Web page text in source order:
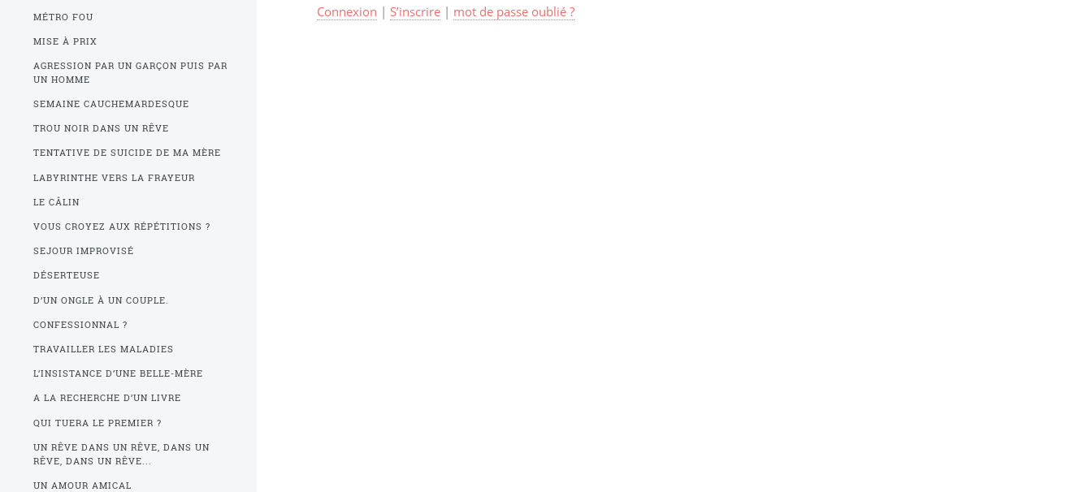
Connexion | S’inscrire| mot de passe oublié ?
MÉTRO FOU
MISE À PRIX
AGRESSION PAR UN GARÇON PUIS PAR
UN HOMME
SEMAINE CAUCHEMARDESQUE
TROU NOIR DANS UN RÊVE
TENTATIVE DE SUICIDE DE MA MÈRE
LABYRINTHE VERS LA FRAYEUR
LE CÂLIN
VOUS CROYEZ AUX RÉPÉTITIONS ?
SEJOUR IMPROVISÉ
DÉSERTEUSE
D’UN ONGLE À UN COUPLE.
CONFESSIONNAL ?
TRAVAILLER LES MALADIES
L’INSISTANCE D’UNE BELLE-MÈRE
A LA RECHERCHE D’UN LIVRE
QUI TUERA LE PREMIER ?
UN RÊVE DANS UN RÊVE, DANS UN
RÊVE, DANS UN RÊVE...
UN AMOUR AMICAL